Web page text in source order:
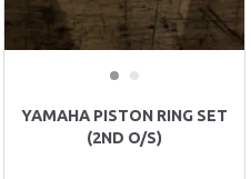
YAMAHA PISTON RING SET
(2ND O/S)